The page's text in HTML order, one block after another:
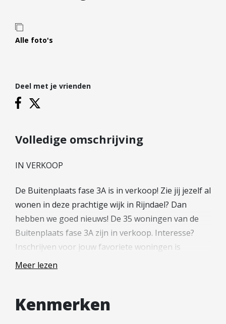
Projectontwikkelaars
Particulieren
Hypotheek oversluiten
Hypotheek verhogen
Financiële check
Duurzame hypotheek
Reviews
Leer ons kennen
Over Ons
Ons Team
Blog
Alle foto's
Deel met je vrienden
Volledige omschrijving
IN VERKOOP
De Buitenplaats fase 3A is in verkoop! Zie jij jezelf al
wonen in deze prachtige wijk in Rijndael? Dan
hebben we goed nieuws! De 35 woningen van de
Buitenplaats fase 3A zijn in verkoop. Interesse?
Inschrijven voor jouw favoriete woningen is
mogelijk middels jouw persoonlijke account welke
Meer lezen
Kenmerken